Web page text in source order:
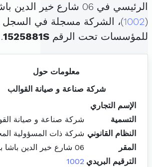
الرئيسي في 06 شارع خير
(
1002)، الشركة مسجلة في السجل
للمؤسسات تحت الرقم 1525881S
.
معلومات حول
شركة صناعة و صيانة القوالب
الإسم التجاري
التسمية
شركة صناعة و صيانة
النظام القانوني شركة ذات المسؤولية
المقر
06 شارع خير الدين باشا باب بحر
الترقيم البريدي 1002